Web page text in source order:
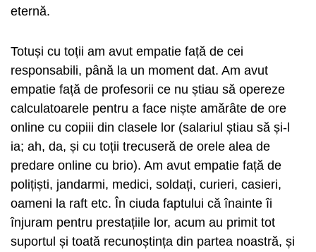
eternă.
Totuși cu toții am avut empatie față de cei
responsabili, până la un moment dat. Am avut
empatie față de profesorii ce nu știau să opereze
calculatoarele pentru a face niște amărâte de ore
online cu copiii din clasele lor (salariul știau să și-l
ia; ah, da, și cu toții trecuseră de orele alea de
predare online cu brio). Am avut empatie față de
polițiști, jandarmi, medici, soldați, curieri, casieri,
oameni la raft etc. În ciuda faptului că înainte îi
înjuram pentru prestațiile lor, acum au primit tot
suportul și toată recunoștința din partea noastră, și